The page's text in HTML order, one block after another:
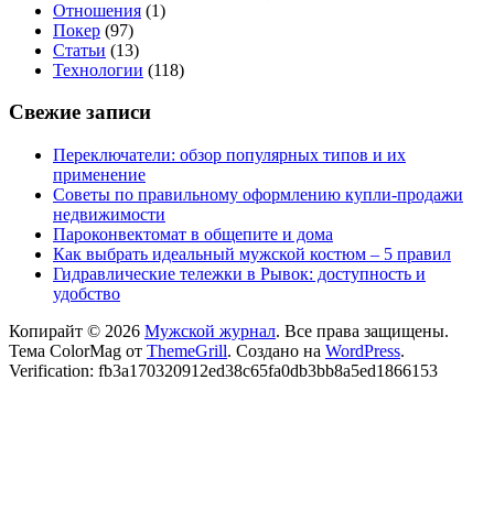
Отношения (1)
Покер (97)
Статьи (13)
Технологии (118)
Свежие записи
Переключатели: обзор популярных типов и их
применение
Советы по правильному оформлению купли-продажи
недвижимости
Пароконвектомат в общепите и дома
Как выбрать идеальный мужской костюм – 5 правил
Гидравлические тележки в Рывок: доступность и
удобство
Копирайт © 2026 Мужской журнал. Все права защищены.
Тема ColorMag от ThemeGrill. Создано на WordPress.
Verification: fb3a170320912ed38c65fa0db3bb8a5ed1866153